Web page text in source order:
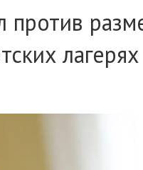
против
лагерях